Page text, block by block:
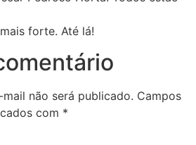
forte. Até lá!
não será publicado. Campos
com *